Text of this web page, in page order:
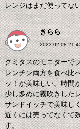
レンジはまだ使ってな
きらら
2023-02-08
クミタスのモニターで
レンチン両方を食べ比
ッ！が美味しい。時間
少し多めに霧吹きした
サンドイッチで美味し
近くには売ってなくて
す。